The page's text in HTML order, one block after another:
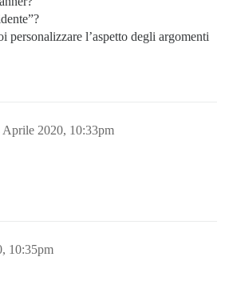
personalizzare l’aspetto degli argomenti
Aprile 2020, 10:33pm
10:35pm